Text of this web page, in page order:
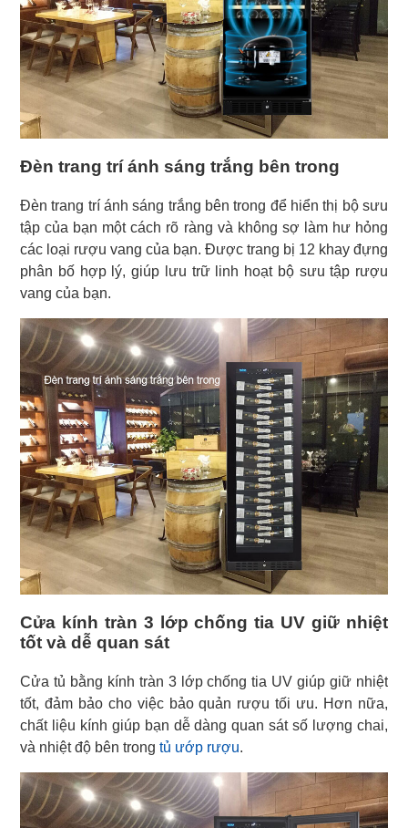
Đèn trang trí ánh sáng trắng bên trong
Đèn trang trí ánh sáng trắng bên trong để hiển thị bộ sưu
tập của bạn một cách rõ ràng và không sợ làm hư hỏng
các loại rượu vang của bạn. Được trang bị 12 khay đựng
phân bố hợp lý, giúp lưu trữ linh hoạt bộ sưu tập rượu
vang của bạn.
Cửa kính tràn 3 lớp chống tia UV giữ nhiệt
tốt và dễ quan sát
Cửa tủ bằng kính tràn 3 lớp chống tia UV giúp giữ nhiệt
tốt, đảm bảo cho việc bảo quản rượu tối ưu. Hơn nữa,
chất liệu kính giúp bạn dễ dàng quan sát số lượng chai,
và nhiệt độ bên trong tủ ướp rượu.